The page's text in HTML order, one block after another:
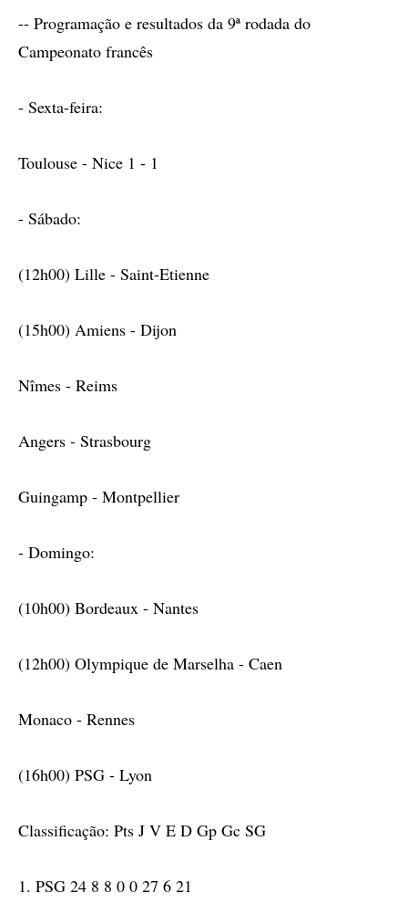
-- Programação e resultados da 9ª rodada do
Campeonato francês
- Sexta-feira:
Toulouse - Nice 1 - 1
- Sábado:
(12h00) Lille - Saint-Etienne
(15h00) Amiens - Dijon
Nîmes - Reims
Angers - Strasbourg
Guingamp - Montpellier
- Domingo:
(10h00) Bordeaux - Nantes
(12h00) Olympique de Marselha - Caen
Monaco - Rennes
(16h00) PSG - Lyon
Classificação: Pts J V E D Gp Gc SG
1. PSG 24 8 8 0 0 27 6 21